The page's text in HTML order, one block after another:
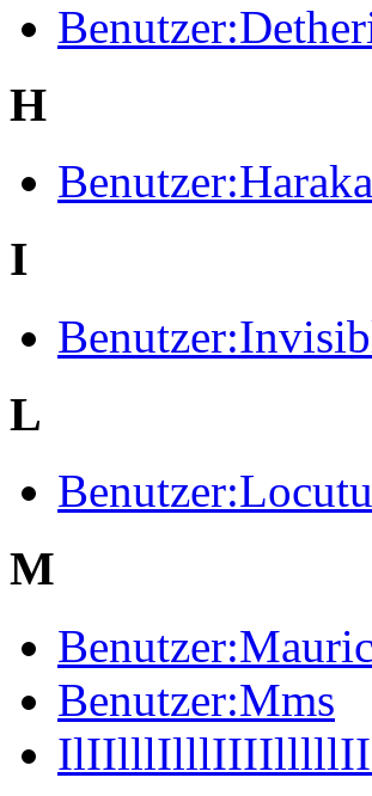
H
Benutzer:Haraka
I
L
M
Benutzer:Mms